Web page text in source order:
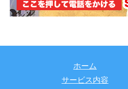
ホーム
サービス内容